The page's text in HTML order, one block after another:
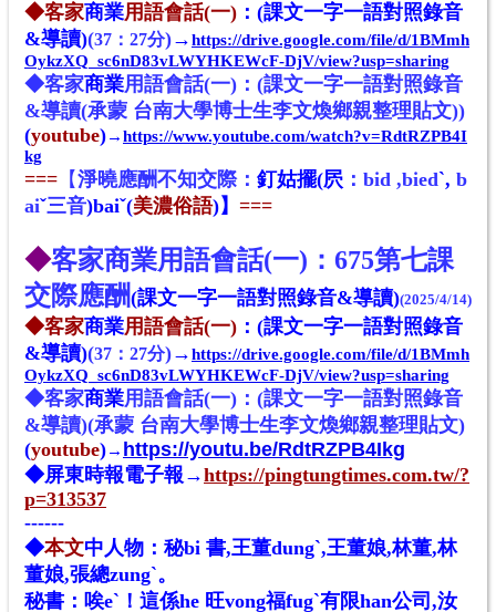
◆客家商業用語會話(一) ： (課文一字一語對照錄音
&導讀)(37 ： 27分)→https://drive.google.com/file/d/1BMmh
OykzXQ_sc6nD83vLWYHKEWcF-DjV/view?usp=sharing
◆客家商業用語會話(一)： (課文一字一語對照錄音
&導讀(承蒙 台南大學博士生李文煥鄉親整理貼文))
(youtube)→https://www.youtube.com/watch?v=RdtRZPB4I
kg
=== 【淨曉應酬不知交際： 釘姑擺(屄 ：bid ,biedˋ, b
aiˇ三音)baiˇ(美濃俗語)】 ===
◆客家商業用語會話(一)：675第七課
交際應酬(課文一字一語對照錄音&導讀)(2025/4/14)
◆客家商業用語會話(一) ： (課文一字一語對照錄音
&導讀)(37 ： 27分)→https://drive.google.com/file/d/1BMmh
OykzXQ_sc6nD83vLWYHKEWcF-DjV/view?usp=sharing
◆客家商業用語會話(一)： (課文一字一語對照錄音
&導讀)(承蒙 台南大學博士生李文煥鄉親整理貼文)
(youtube)→ https://youtu.be/RdtRZPB4Ikg
◆屏東時報電子報→https://pingtungtimes.com.tw/?
p=313537
------
◆本文中人物：秘bi 書,王董dungˋ,王董娘,林董,林
董娘,張總zungˋ。
秘書：唉eˋ！這係he 旺vong福fugˋ有限han公司,汝